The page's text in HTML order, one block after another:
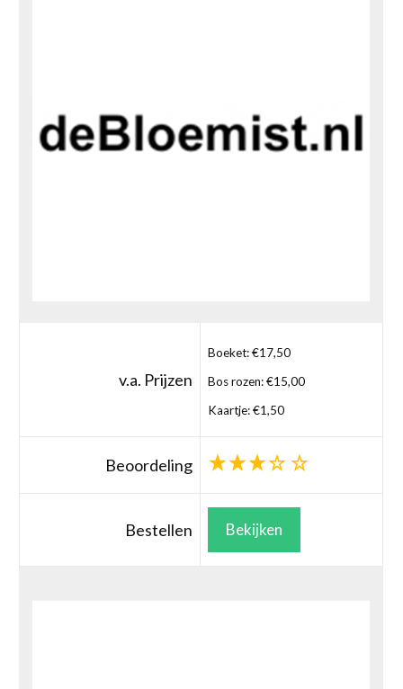
v.a. Prijzen
Boeket: €17,50
Bos rozen: €15,00
Kaartje: €1,50
Beoordeling
Bestellen Bekijken